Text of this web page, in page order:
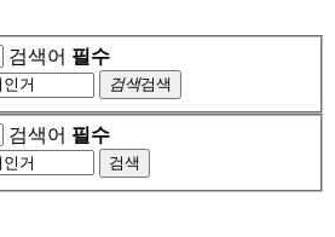
검색어 필수
검색검색
검색어 필수
검색